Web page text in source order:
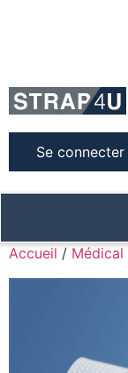
Se connecter
Accueil / Médical